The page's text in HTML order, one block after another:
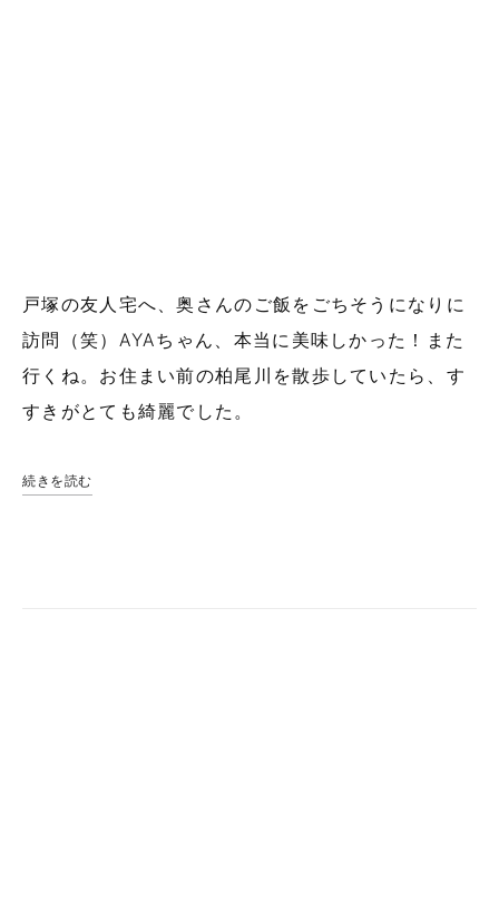
戸塚の友人宅へ、奥さんのご飯をごちそうになりに
訪問（笑）AYAちゃん、本当に美味しかった！また
行くね。お住まい前の柏尾川を散歩していたら、す
すきがとても綺麗でした。
続きを読む